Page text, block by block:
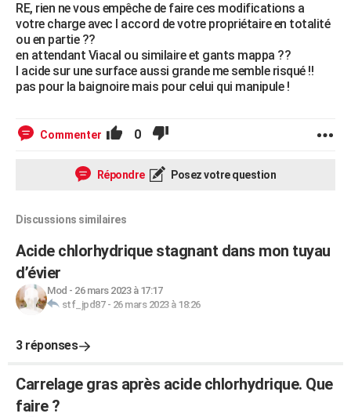
RE, rien ne vous empêche de faire ces modifications a
votre charge avec l accord de votre propriétaire en totalité
ou en partie ??
en attendant Viacal ou similaire et gants mappa ??
l acide sur une surface aussi grande me semble risqué !!
pas pour la baignoire mais pour celui qui manipule !
Commenter 0
Répondre Posez votre question
Discussions similaires
Acide chlorhydrique stagnant dans mon tuyau
d’évier
Mod - 26 mars 2023 à 17:17
stf_jpd87- 26 mars 2023 à 18:26
3 réponses
Carrelage gras après acide chlorhydrique. Que
faire ?